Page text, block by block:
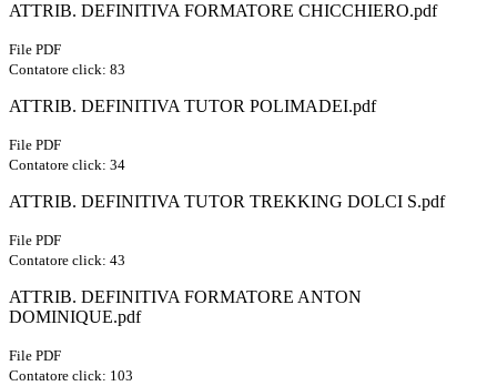
ATTRIB. DEFINITIVA FORMATORE CHICCHIERO.pdf
File PDF
Contatore click: 83
ATTRIB. DEFINITIVA TUTOR POLIMADEI.pdf
File PDF
Contatore click: 34
ATTRIB. DEFINITIVA TUTOR TREKKING DOLCI S.pdf
File PDF
Contatore click: 43
ATTRIB. DEFINITIVA FORMATORE ANTON
DOMINIQUE.pdf
File PDF
Contatore click: 103